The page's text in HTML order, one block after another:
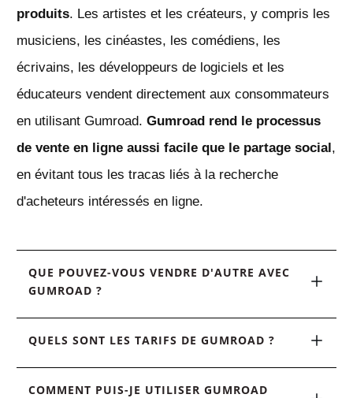
produits. Les artistes et les créateurs, y compris les
musiciens, les cinéastes, les comédiens, les
écrivains, les développeurs de logiciels et les
éducateurs vendent directement aux consommateurs
en utilisant Gumroad. Gumroad rend le processus
de vente en ligne aussi facile que le partage social,
en évitant tous les tracas liés à la recherche
d'acheteurs intéressés en ligne.
QUE POUVEZ-VOUS VENDRE D'AUTRE AVEC
GUMROAD ?
QUELS SONT LES TARIFS DE GUMROAD ?
COMMENT PUIS-JE UTILISER GUMROAD